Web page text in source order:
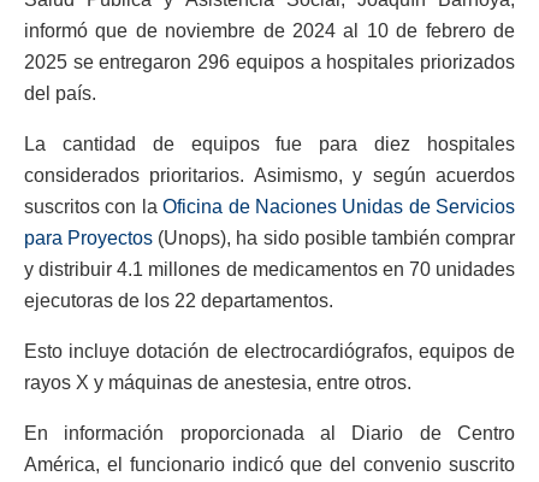
informó que de noviembre de 2024 al 10 de febrero de
2025 se entregaron 296 equipos a hospitales priorizados
del país.
La cantidad de equipos fue para diez hospitales
considerados prioritarios. Asimismo, y según acuerdos
suscritos con laOficina de Naciones Unidas de Servicios
para Proyectos (Unops), ha sido posible también comprar
y distribuir 4.1 millones de medicamentos en 70 unidades
ejecutoras de los 22 departamentos.
Esto incluye dotación de electrocardiógrafos, equipos de
rayos X y máquinas de anestesia, entre otros.
En información proporcionada al Diario de Centro
América, el funcionario indicó que del convenio suscrito